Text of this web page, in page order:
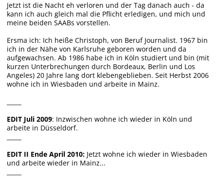
Jetzt ist die Nacht eh verloren und der Tag danach auch - da
kann ich auch gleich mal die Pflicht erledigen, und mich und
meine beiden SAABs vorstellen.
Ersma ich: Ich heiße Christoph, von Beruf Journalist. 1967 bin
ich in der Nähe von Karlsruhe geboren worden und da
aufgewachsen. Ab 1986 habe ich in Köln studiert und bin (mit
kurzen Unterbrechungen durch Bordeaux, Berlin und Los
Angeles) 20 Jahre lang dort klebengeblieben. Seit Herbst 2006
wohne ich in Wiesbaden und arbeite in Mainz.
EDIT Juli 2009: Inzwischen wohne ich wieder in Köln und
arbeite in Düsseldorf.
EDIT II Ende April 2010: Jetzt wohne ich wieder in Wiesbaden
und arbeite wieder in Mainz...